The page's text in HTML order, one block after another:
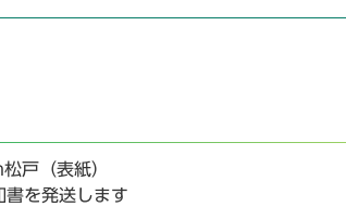
戸（表紙）
を発送します